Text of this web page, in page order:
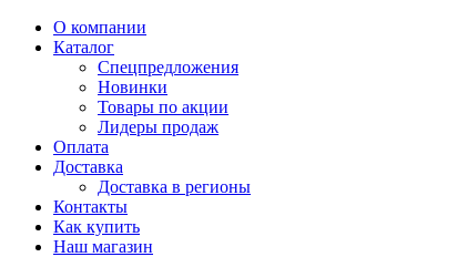
О компании
Каталог
Спецпредложения
Новинки
Товары по акции
Лидеры продаж
Оплата
Доставка
Доставка в регионы
Контакты
Как купить
Наш магазин